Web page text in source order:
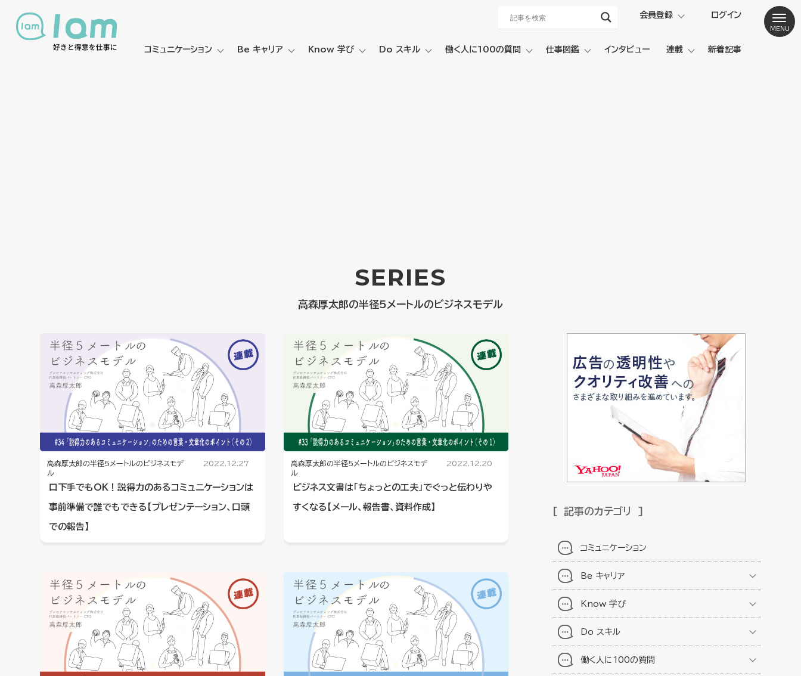
会員登録 ログイン
コミュニケーション Be キャリア Know 学び Do スキル 働く人に100の質問 仕事図鑑 インタビュー 連載 新着記事
SERIES
高森厚太郎の半径5メートルのビジネスモデル
高森厚太郎の半径5メートルのビジネスモデ
ル
2022.12.27
口下手でもOK！説得力のあるコミュニケーションは
事前準備で誰でもできる【プレゼンテーション、口頭
での報告】
高森厚太郎の半径5メートルのビジネスモデ
ル
2022.12.20
ビジネス文書は「ちょっとの工夫」でぐっと伝わりや
すくなる【メール、報告書、資料作成】 記事のカテゴリ
コミュニケーション
Be キャリア
Know 学び
Do スキル
働く人に100の質問